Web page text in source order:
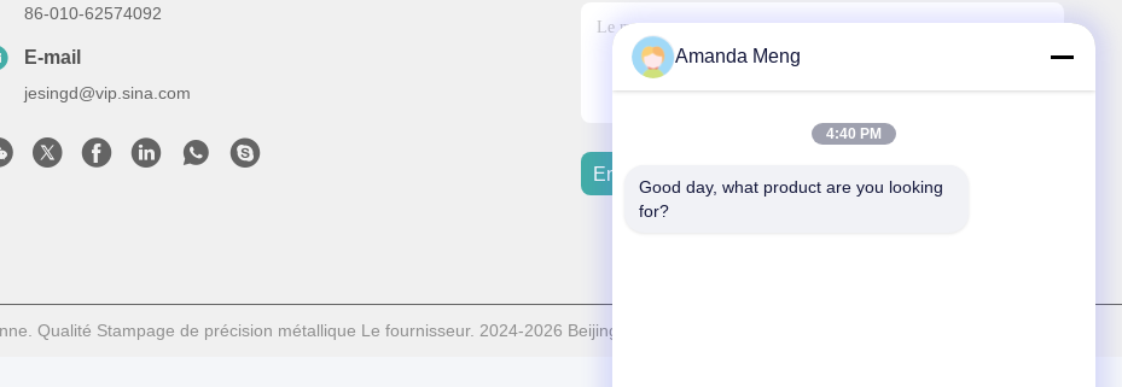
86-010-62574092
E-mail
jesingd@vip.sina.com
Envoyer Un Courriel
Qualité Stampage de précision métallique Le fournisseur. 2024-2026 Beijing Oriens Technology Co., Ltd. Tout. Les droits sont réservés.
Amanda Meng
4:40 PM
Good day, what product are you looking
for?